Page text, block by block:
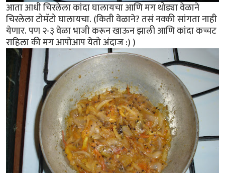
आता आधी चिरलेला कांदा घालायचा आणि मग थोड्या वेळाने
चिरलेला टोमॅटो घालायचा. (किती वेळाने? तसं नक्की सांगता नाही
येणार. पण २-३ वेळा भाजी करून खाऊन झाली आणि कांदा कच्चट
राहिला की मग आपोआप येतो अंदाज :) )